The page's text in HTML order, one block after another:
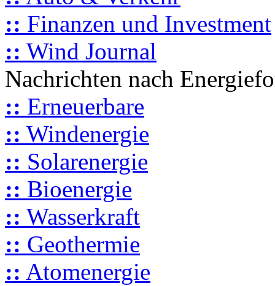
:: Finanzen und Investment
:: Wind Journal
Nachrichten nach
:: Erneuerbare
:: Windenergie
:: Solarenergie
:: Bioenergie
:: Wasserkraft
:: Geothermie
:: Atomenergie